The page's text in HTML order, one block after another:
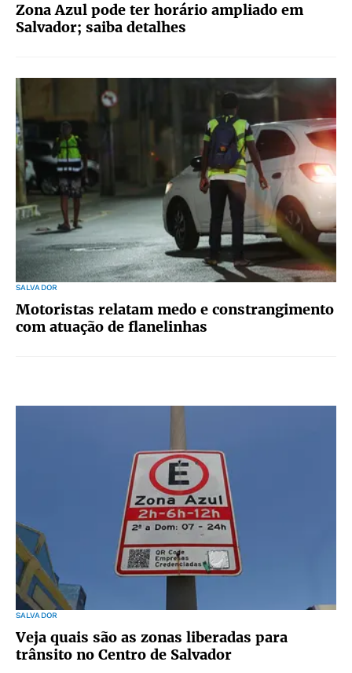
Zona Azul pode ter horário ampliado em
Salvador; saiba detalhes
SALVADOR
Motoristas relatam medo e constrangimento
com atuação de flanelinhas
SALVADOR
Veja quais são as zonas liberadas para
trânsito no Centro de Salvador